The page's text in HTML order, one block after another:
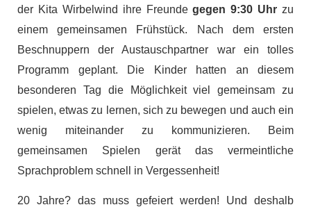
der Kita Wirbelwind ihre Freundegegen 9:30 Uhr zu
einem gemeinsamen Frühstück. Nach dem ersten
Beschnuppern der Austauschpartner war ein tolles
Programm geplant. Die Kinder hatten an diesem
besonderen Tag die Möglichkeit viel gemeinsam zu
spielen, etwas zu lernen, sich zu bewegen und auch ein
wenig miteinander zu kommunizieren. Beim
gemeinsamen Spielen gerät das vermeintliche
Sprachproblem schnell in Vergessenheit!
20 Jahre? das muss gefeiert werden! Und deshalb